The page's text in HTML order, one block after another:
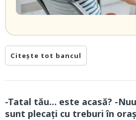
Citește tot bancul
-Tatal tău… este acasă? -
sunt plecați cu treburi în oraș